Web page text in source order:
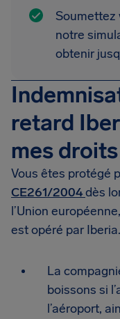
Soumettez
notre
obtenir
retard
mes
Vous êtes protégé
CE261/2004dès
l’Union
est opéré par Iberia.
La
boissons si
l’aéroport,